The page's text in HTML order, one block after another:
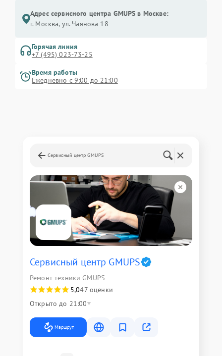
Адрес сервисного центра GMUPS в Москве:
г. Москва, ул. Чаянова 18
Горячая линия
+7 (495) 023-73-25
Время работы
Ежедневно с 9:00 до 21:00
Сервисный центр GMUPS
Сервисный центр GMUPS
Ремонт техники GMUPS
5,047 оценки
Открыто до 21:00
Маршрут